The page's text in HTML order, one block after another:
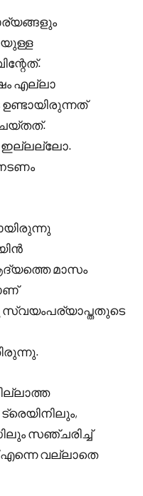
എല്ലാ
ഇല്ലല്ലോ.
മാസം
സഞ്ചരിച്ച്
വല്ലാതെ